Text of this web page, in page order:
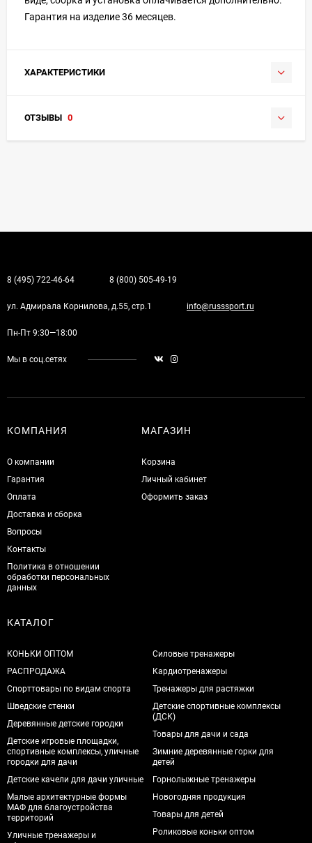
Гарантия на изделие 36 месяцев.
ХАРАКТЕРИСТИКИ
ОТЗЫВЫ 0
8 (495) 722-46-64 8 (800) 505-49-19
ул. Адмирала Корнилова, д.55, стр.1 info@russsport.ru
Пн-Пт 9:30—18:00
Мы в соц.сетях
КОМПАНИЯ
О компании
Гарантия
Оплата
Доставка и сборка
Вопросы
Контакты
Политика в отношении
обработки персональных
данных
МАГАЗИН
Корзина
Личный кабинет
Оформить заказ
КАТАЛОГ
КОНЬКИ ОПТОМ
РАСПРОДАЖА
Спорттовары по видам спорта
Шведские стенки
Деревянные детские городки
Детские игровые площадки,
спортивные комплексы, уличные
городки для дачи
Детские качели для дачи уличные
Малые архитектурные формы
МАФ для благоустройства
территорий
Уличные тренажеры и
Силовые тренажеры
Кардиотренажеры
Тренажеры для растяжки
Детские спортивные комплексы
(ДСК)
Товары для дачи и сада
Зимние деревянные горки для
детей
Горнолыжные тренажеры
Новогодняя продукция
Товары для детей
Роликовые коньки оптом